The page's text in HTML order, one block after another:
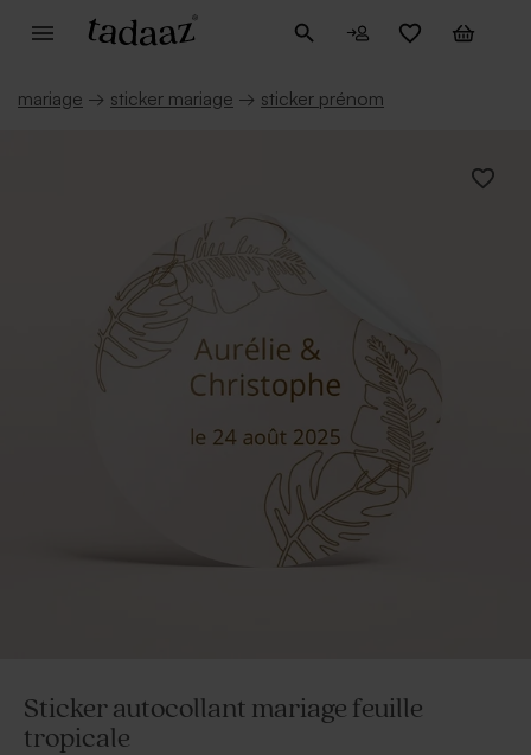
mariage → sticker mariage → sticker prénom
Sticker autocollant mariage feuille
tropicale